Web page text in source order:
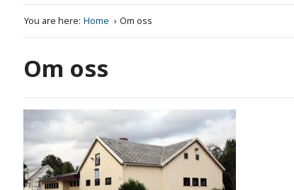
You are here: Home Om oss
Om oss